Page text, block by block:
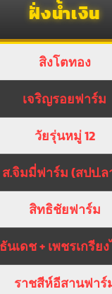
ฝั่งน้ำเงิน
สิงโตทอง
เจริญรอยฟาร์ม
วัยรุ่นหมู่ 12
ส.จิมมี่ฟาร์ม (สปป.ล
สิทธิชัยฟาร์ม
ธันเดช + เพชรเกรีย
ราชสีห์อีสานฟาร์